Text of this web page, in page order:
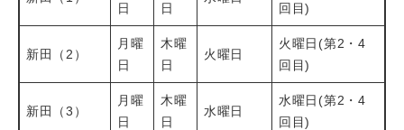
日
日
回目)
新田（2）
月曜
日
木曜
日
火曜日
火曜日(第2・4
回目)
新田（3）
月曜
日
木曜
日
水曜日
水曜日(第2・4
回目)